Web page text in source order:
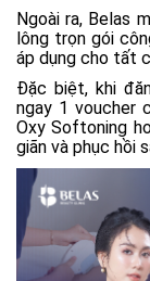
Ngoài ra, Belas
lông trọn gói
áp dụng cho tất
Đặc biệt, khi
ngay 1 voucher
Oxy Softoning
giãn và phục hồi